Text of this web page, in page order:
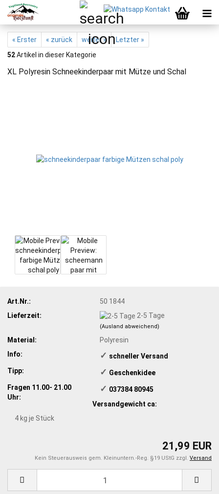
« Erster « zurück weiter »
Letzter »
52Artikel in dieser Kategorie
XL Polyresin Schneekinderpaar mit Mütze und Schal
Art.Nr.:
50 1844
Lieferzeit:
2-5 Tage
(Ausland abweichend)
Material:
Polyresin
Info:
✓ ​schneller Versand
Tipp:
✓ ​Geschenkidee
Fragen 11.00- 21.00
Uhr:
✓ ​ 037384 80945
Versandgewicht ca:
4 kg je Stück
21,99 EUR
Kein Steuerausweis gem. Kleinuntern.-Reg. §19 UStG zzgl. Versand